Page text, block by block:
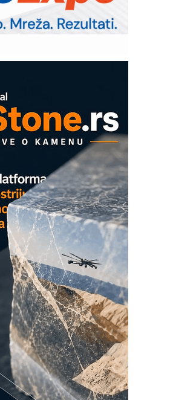
ADVANCED INDICATOR
signalizacija za efikasnije
mašinama
iC7 Hybrid 1500 VDC
sa tečnim
Management